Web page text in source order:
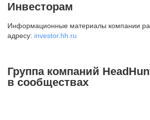
внутригородская территория
Муниципальный округ Тверской,
2-я Брестская ул., д. 48,
+7 495 980-64-27
Инвесторам
Информационные материалы компании
адресу: investor.hh.ru
Группа компаний
в сообществах